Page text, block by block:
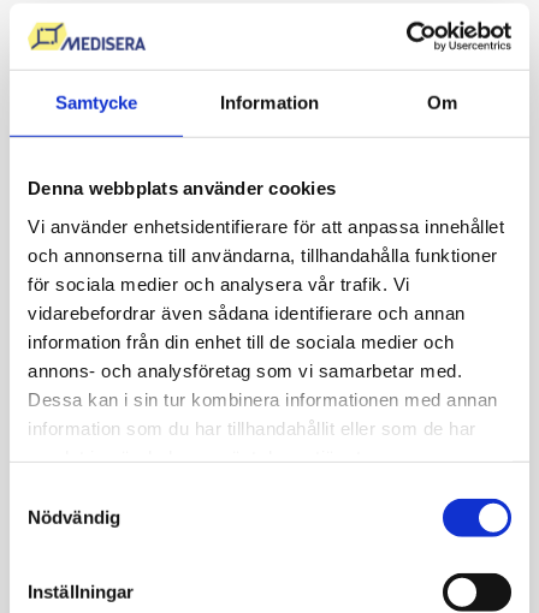
Samtycke Information Om
Denna webbplats använder cookies
Vi använder enhetsidentifierare för att anpassa innehållet
och annonserna till användarna, tillhandahålla funktioner
för sociala medier och analysera vår trafik. Vi
vidarebefordrar även sådana identifierare och annan
information från din enhet till de sociala medier och
annons- och analysföretag som vi samarbetar med.
Dessa kan i sin tur kombinera informationen med annan
information som du har tillhandahållit eller som de har
Nödvändig
Inställningar
Vanliga frågor
Kan jag testa mig i Hudiksvall även
Ja, du kan lämna prov i Hudiksvall oavsett bostadsort. Du
behöver bara ha svenskt personnummer, legitimation och
Bank-ID.
Behöver jag boka tid?
Nej, drop-in gäller på GoodCare i Hudiksvall. Kom inom
mottagningens öppettider.
Nej, provtagning görs på vardagar.
Vilka blodprover kan jag ta här?